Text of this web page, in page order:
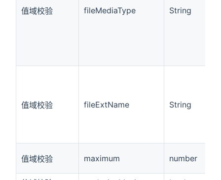
值域校验 fileMediaType String
值域校验 fileExtName String
值域校验 maximum number